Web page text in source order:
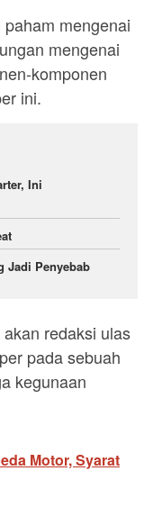
mengenai
mengenai
komponen
ini.
Ini
Jadi Penyebab
redaksi ulas
pada sebuah
kegunaan
Motor, Syarat